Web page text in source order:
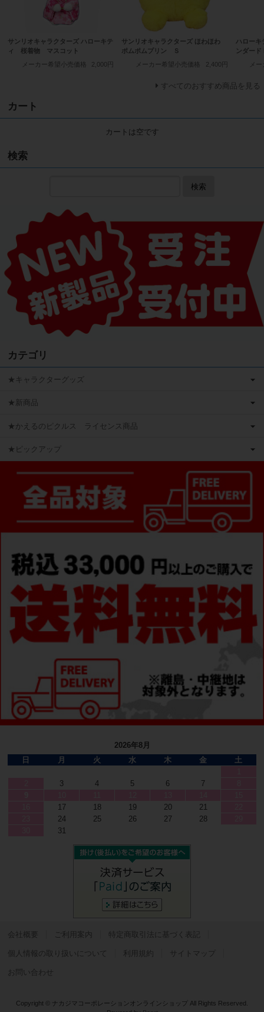
サンリオキャラクターズ ハローキテ
ィ 桜着物 マスコット
メーカー希望小売価格
2,000円
サンリオキャラクターズ ほわほわ
ポムポムプリン Ｓ
メーカー希望小売価格
2,400円
ハローキ
ンダード
メ
すべてのおすすめ商品を見る
カート
カートは空です
検索
検索
カテゴリ
★キャラクターグッズ
★新商品
★かえるのピクルス ライセンス商品
★ピックアップ
2026年8月
日
月 火 水 木 金
土
3 4 5 6 7
17 18 19 20 21
24 25 26 27 28
31
会社概要 ご利用案内 特定商取引法に基づく表記
個人情報の取り扱いについて 利用規約 サイトマップ
お問い合わせ
Copyright © ナカジマコーポレーションオンラインショップ All Rights Reserved.